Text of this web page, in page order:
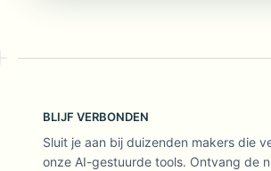
BLIJF VERBONDEN
Sluit je aan bij duizenden makers die
onze AI-gestuurde tools. Ontvang de